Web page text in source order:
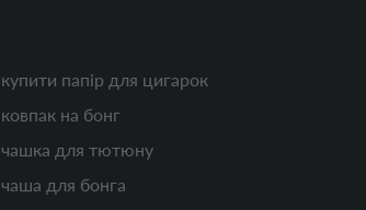
купити папір для цигарок
ковпак на бонг
чашка для тютюну
чаша для бонга